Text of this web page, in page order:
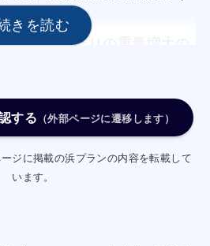
を図る。
は１枚当たりの重量増大の
魚放流による資源づくりを
をする。
する （外部ページに遷移します）
ジに掲載の浜プランの内容を転載して
います。